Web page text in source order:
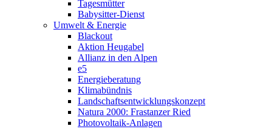
Tagesmütter
Babysitter-Dienst
Umwelt & Energie
Blackout
Aktion Heugabel
Allianz in den Alpen
e5
Energieberatung
Klimabündnis
Landschaftsentwicklungskonzept
Natura 2000: Frastanzer Ried
Photovoltaik-Anlagen